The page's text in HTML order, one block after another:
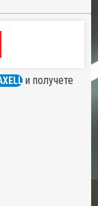
и получете